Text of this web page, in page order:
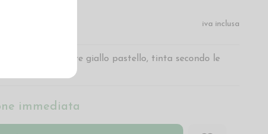
iva inclusa
fibra lunga colore giallo pastello, tinta secondo le
immediata